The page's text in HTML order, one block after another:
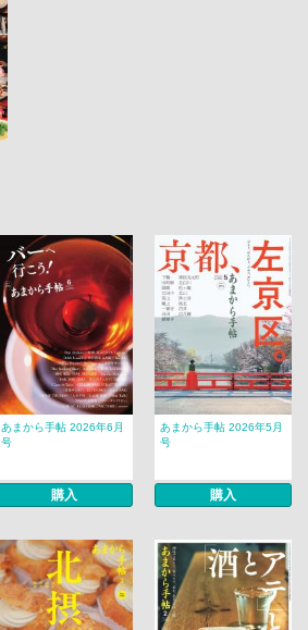
あまから手帖 2026年6月
号
購入
あまから手帖 2026年5月
号
購入